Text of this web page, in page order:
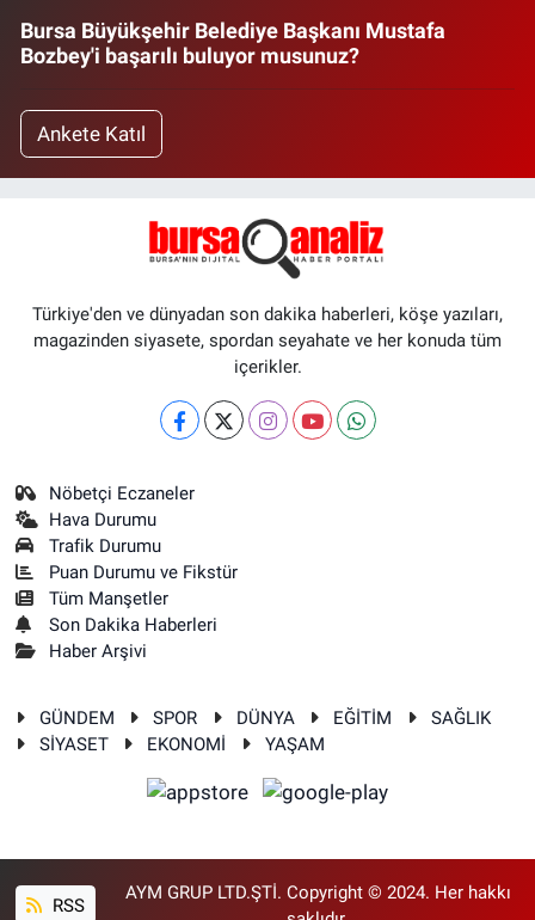
Bursa Büyükşehir Belediye Başkanı Mustafa
Bozbey'i başarılı buluyor musunuz?
Ankete Katıl
Türkiye'den ve dünyadan son dakika haberleri, köşe yazıları,
magazinden siyasete, spordan seyahate ve her konuda tüm
içerikler.
Nöbetçi Eczaneler
Hava Durumu
Trafik Durumu
Puan Durumu ve Fikstür
Tüm Manşetler
Son Dakika Haberleri
Haber Arşivi
GÜNDEM SPOR DÜNYA EĞİTİM
SAĞLIK
SİYASET
EKONOMİ YAŞAM
RSS
AYM GRUP LTD.ŞTİ. Copyright © 2024. Her hakkı